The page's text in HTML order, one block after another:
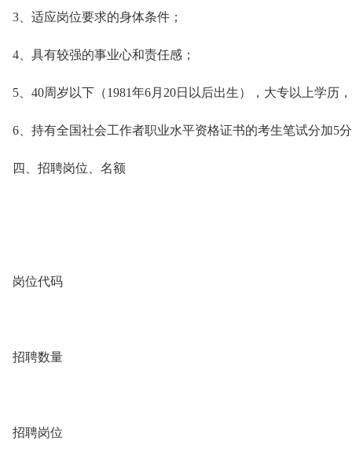
3、适应岗位要求的身体条件；
4、具有较强的事业心和责任感；
5、40周岁以下（1981年6月20日以后出生），大专以上学历
6、持有全国社会工作者职业水平资格证书的考生笔试分加5
四、招聘岗位、名额
岗位代码
招聘数量
招聘岗位